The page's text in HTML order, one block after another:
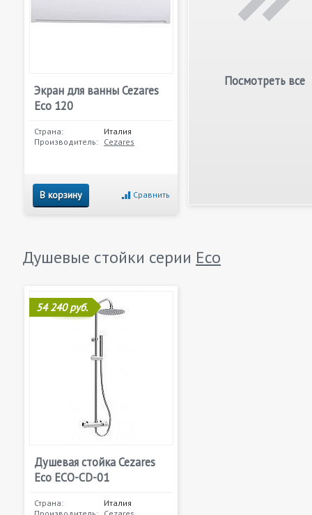
Экран для ванны Cezares
Eco 120
Страна:
Италия
Производитель: Cezares
В корзину Сравнить
Посмотреть все
Душевые стойки серии Eco
54 240 руб.
Душевая стойка Cezares
Eco ECO-CD-01
Страна:
Италия